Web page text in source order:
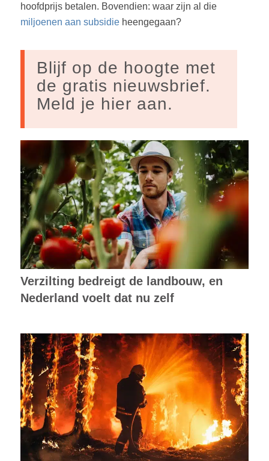
hoofdprijs betalen. Bovendien: waar zijn al die
miljoenen aan subsidieheengegaan?
Blijf op de hoogte met
de gratis nieuwsbrief.
Meld je hier aan.
Verzilting bedreigt de landbouw, en
Nederland voelt dat nu zelf